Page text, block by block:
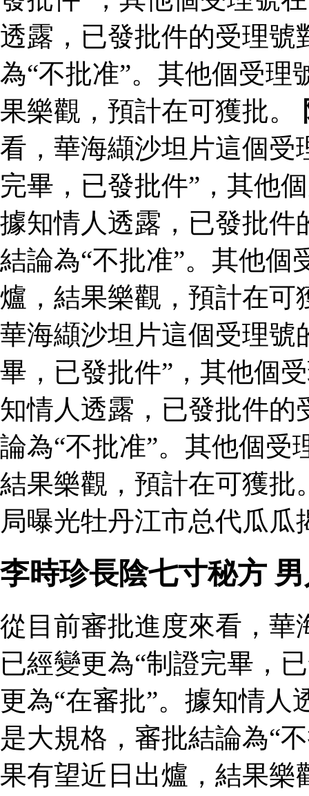
透露，已發批件的受理號
為“不批准”。其他個受理
果樂觀，預計在可獲批。
看，華海纈沙坦片這個受
完畢，已發批件”，其他
據知情人透露，已發批件
結論為“不批准”。其他個
爐，結果樂觀，預計在可
華海纈沙坦片這個受理號
畢，已發批件”，其他個
知情人透露，已發批件的
論為“不批准”。其他個受
結果樂觀，預計在可獲批
局曝光牡丹江市总代瓜瓜
李時珍長陰七寸秘方
從目前審批進度來看，華
已經變更為“制證完畢，
更為“在審批”。據知情
是大規格，審批結論為“
果有望近日出爐，結果樂